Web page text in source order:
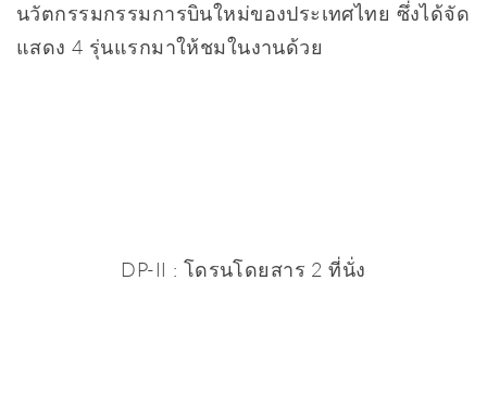
นวัตกรรมกรรมการบินใหม่ของประเทศไทย ซึ่งได้จัด
แสดง 4 รุ่นแรกมาให้ชมในงานด้วย
DP-II : โดรนโดยสาร 2 ที่นั่ง